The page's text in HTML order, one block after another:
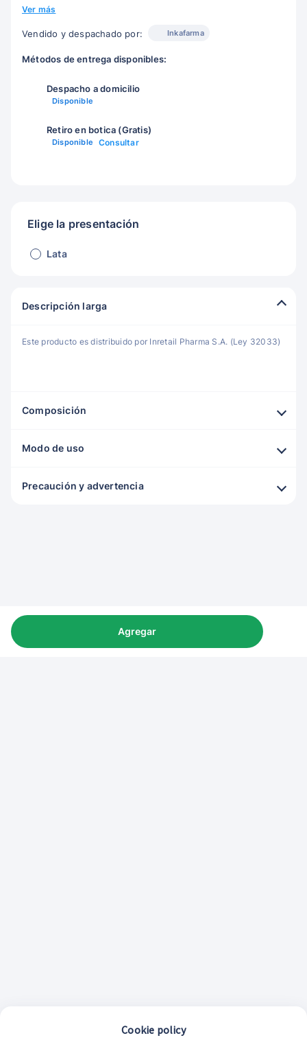
Ver más
Vendido y despachado por: Inkafarma
Métodos de entrega disponibles:
Despacho a domicilio
Disponible
Retiro en botica (Gratis)
Disponible Consultar
Elige la presentación
Lata
Descripción larga
Este producto es distribuido por Inretail Pharma S.A. (Ley 32033)
Composición
Modo de uso
Precaución y advertencia
Agregar
Cookie policy